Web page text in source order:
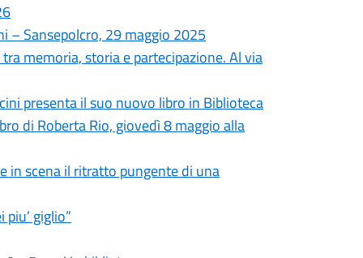
– Sansepolcro, 29 maggio 2025
memoria, storia e partecipazione. Al via
presenta il suo nuovo libro in Biblioteca
di Roberta Rio, giovedì 8 maggio alla
in scena il ritratto pungente di una
giglio”